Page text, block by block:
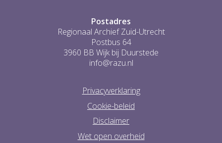
Postadres
Regionaal Archief Zuid-Utrecht
Postbus 64
3960 BB Wijk bij Duurstede
info@razu.nl
Privacyverklaring
Cookie-beleid
Disclaimer
Wet open overheid